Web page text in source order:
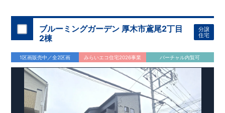
を取得。 ・住宅ローン減税、固定資産税などの税制優遇を受け
られます。 ・中古市場でも、長期優良住宅が有利に働きます。
■住宅性能評価ダブル取得!
・『設計』
価しております。
・『建設』住宅性能評価‥‥評価を受けた図
面通りに施工されているか、建設までに計4回チェックが行われ
ます。 ・図面や書類上だけでなく、「現場の施工状況」を検査
した上で、品質を保証しております。
!現地案内予約受付中!
現地ご見学予約受付中◎ 平日やお仕事終わりのご案内も可能で
す! ・ホームページに載っていない詳しい内容や、資金計画のご
ブルーミングガーデン 厚木市鳶尾2丁目
2棟
分譲
住宅
1区画販売中／全2区画 みらいエコ住宅2026事業 バーチャル内覧可